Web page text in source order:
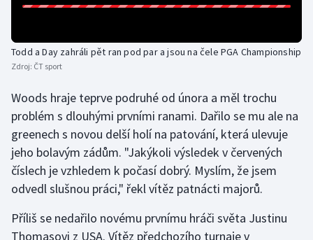
Parasport
Plavání
Plážový volejbal
Ragby
Rychlobruslení
Rychlostní kanoistika
Todd a Day zahráli pět ran pod par a jsou na čele PGA Championship
Zdroj: ČT sport
Woods hraje teprve podruhé od února a měl trochu
problém s dlouhými prvními ranami. Dařilo se mu ale na
greenech s novou delší holí na patování, která ulevuje
jeho bolavým zádům. "Jakýkoli výsledek v červených
číslech je vzhledem k počasí dobrý. Myslím, že jsem
odvedl slušnou práci," řekl vítěz patnácti majorů.
Příliš se nedařilo novému prvnímu hráči světa Justinu
Thomasovi z USA. Vítěz předchozího turnaje v